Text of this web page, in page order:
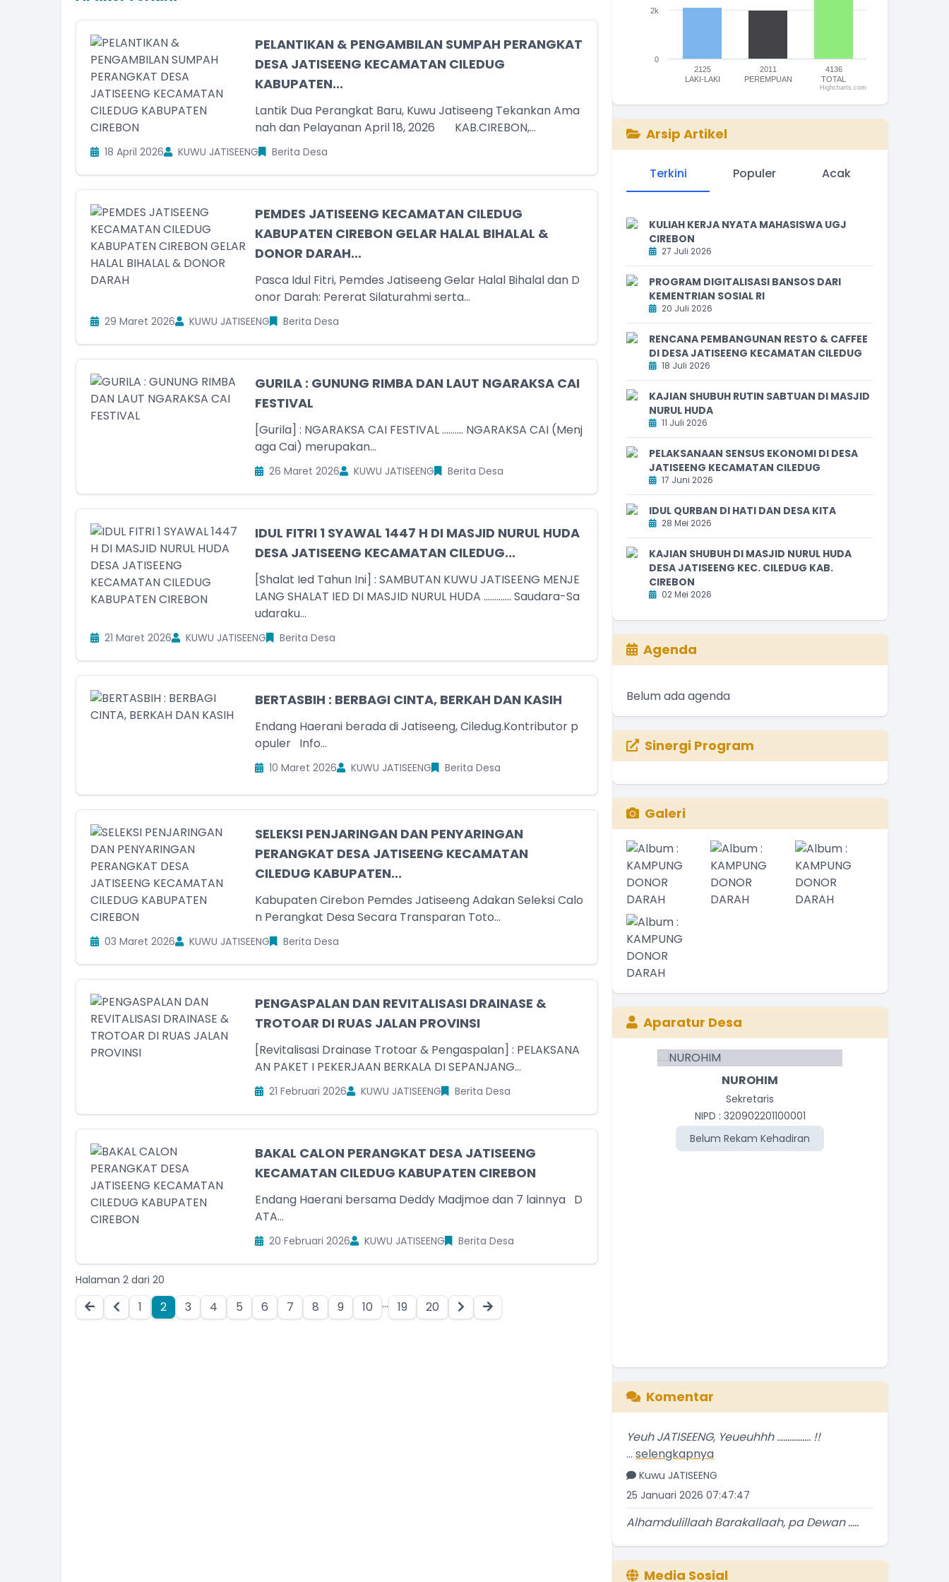
PELANTIKAN & PENGAMBILAN SUMPAH PERANGKAT
DESA JATISEENG KECAMATAN CILEDUG
KABUPATEN...
Lantik Dua Perangkat Baru, Kuwu Jatiseeng Tekankan Ama
nah dan Pelayanan April 18, 2026 KAB.CIREBON,...
18 April 2026 KUWU JATISEENG Berita Desa
PEMDES JATISEENG KECAMATAN CILEDUG
KABUPATEN CIREBON GELAR HALAL BIHALAL &
DONOR DARAH...
Pasca Idul Fitri, Pemdes Jatiseeng Gelar Halal Bihalal dan D
onor Darah: Pererat Silaturahmi serta...
29 Maret 2026 KUWU JATISEENG Berita Desa
GURILA : GUNUNG RIMBA DAN LAUT NGARAKSA CAI
FESTIVAL
[Gurila] : NGARAKSA CAI FESTIVAL .......... NGARAKSA CAI (Menj
aga Cai) merupakan...
26 Maret 2026 KUWU JATISEENG Berita Desa
IDUL FITRI 1 SYAWAL 1447 H DI MASJID NURUL HUDA
DESA JATISEENG KECAMATAN CILEDUG...
[Shalat Ied Tahun Ini] : SAMBUTAN KUWU JATISEENG MENJE
LANG SHALAT IED DI MASJID NURUL HUDA ............. Saudara-Sa
udaraku...
21 Maret 2026 KUWU JATISEENG Berita Desa
BERTASBIH : BERBAGI CINTA, BERKAH DAN KASIH
Endang Haerani berada di Jatiseeng, Ciledug.Kontributor p
opuler Info...
10 Maret 2026 KUWU JATISEENG Berita Desa
SELEKSI PENJARINGAN DAN PENYARINGAN
PERANGKAT DESA JATISEENG KECAMATAN
CILEDUG KABUPATEN...
Kabupaten Cirebon Pemdes Jatiseeng Adakan Seleksi Calo
n Perangkat Desa Secara Transparan Toto...
03 Maret 2026 KUWU JATISEENG Berita Desa
PENGASPALAN DAN REVITALISASI DRAINASE &
TROTOAR DI RUAS JALAN PROVINSI
[Revitalisasi Drainase Trotoar & Pengaspalan] : PELAKSANA
AN PAKET I PEKERJAAN BERKALA DI SEPANJANG...
21 Februari 2026 KUWU JATISEENG Berita Desa
BAKAL CALON PERANGKAT DESA JATISEENG
KECAMATAN CILEDUG KABUPATEN CIREBON
Endang Haerani bersama Deddy Madjmoe dan 7 lainnya D
ATA...
20 Februari 2026 KUWU JATISEENG Berita Desa
Halaman 2 dari 20
1 2 3 4 5 6 7 8 9 10 ... 19 20
2125
LAKI-LAKI
2011
PEREMPUAN
4136
TOTAL
0
2k
Highcharts.com
Arsip Artikel
Terkini Populer Acak
KULIAH KERJA NYATA MAHASISWA UGJ
CIREBON
27 Juli 2026
PROGRAM DIGITALISASI BANSOS DARI
KEMENTRIAN SOSIAL RI
20 Juli 2026
RENCANA PEMBANGUNAN RESTO & CAFFEE
DI DESA JATISEENG KECAMATAN CILEDUG
18 Juli 2026
KAJIAN SHUBUH RUTIN SABTUAN DI MASJID
NURUL HUDA
11 Juli 2026
PELAKSANAAN SENSUS EKONOMI DI DESA
JATISEENG KECAMATAN CILEDUG
17 Juni 2026
IDUL QURBAN DI HATI DAN DESA KITA
28 Mei 2026
KAJIAN SHUBUH DI MASJID NURUL HUDA
DESA JATISEENG KEC. CILEDUG KAB.
CIREBON
02 Mei 2026
Agenda
Belum ada agenda
Sinergi Program
Galeri
Aparatur Desa
Staf/Tenaga Pendukung
Kuwu Jatiseeng
NUROHIM
Sekretaris
NIPD : 320902201100001
Belum Rekam Kehadiran
Komentar
...selengkapnya
Kuwu JATISEENG
25 Januari 2026 07:47:47
Alhamdulillaah Barakallaah, pa Dewan .....
Hatur
...selengkapnya
Kuwu JATISEENG
Media Sosial